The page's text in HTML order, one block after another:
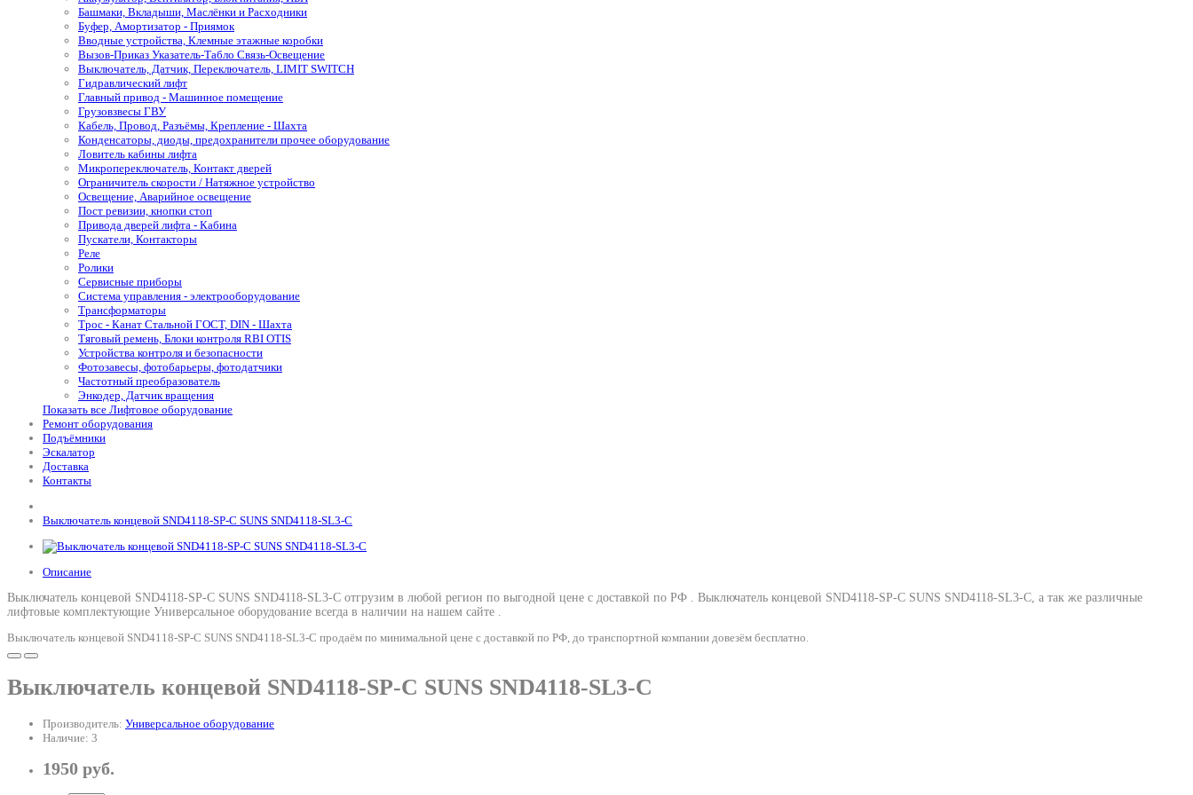
Башмаки, Вкладыши, Маслёнки и Расходники
Буфер, Амортизатор - Приямок
Вводные устройства, Клемные этажные коробки
Вызов-Приказ Указатель-Табло Связь-Освещение
Выключатель, Датчик, Переключатель, LIMIT SWITCH
Гидравлический лифт
Главный привод - Машинное помещение
Грузовзвесы ГВУ
Кабель, Провод, Разъёмы, Крепление - Шахта
Конденсаторы, диоды, предохранители прочее оборудование
Ловитель кабины лифта
Микропереключатель, Контакт дверей
Ограничитель скорости / Натяжное устройство
Освещение, Аварийное освещение
Пост ревизии, кнопки стоп
Привода дверей лифта - Кабина
Пускатели, Контакторы
Реле
Ролики
Сервисные приборы
Система управления - электрооборудование
Трансформаторы
Трос - Канат Стальной ГОСТ, DIN - Шахта
Тяговый ремень, Блоки контроля RBI OTIS
Устройства контроля и безопасности
Фотозавесы, фотобарьеры, фотодатчики
Частотный преобразователь
Энкодер, Датчик вращения
Показать все Лифтовое оборудование
Ремонт оборудования
Подъёмники
Эскалатор
Доставка
Контакты
Выключатель концевой SND4118-SP-C SUNS SND4118-SL3-C
Описание
Выключатель концевой SND4118-SP-C SUNS SND4118-SL3-C отгрузим в любой регион по выгодной цене с доставкой по РФ . Выключатель концевой SND4118-SP-C SUNS SND4118-SL3-C, а так же различные
лифтовые комплектующие Универсальное оборудование всегда в наличии на нашем сайте .
Выключатель концевой SND4118-SP-C SUNS SND4118-SL3-C продаём по минимальной цене с доставкой по РФ, до транспортной компании довезём бесплатно.
Выключатель концевой SND4118-SP-C SUNS SND4118-SL3-C
Производитель: Универсальное оборудование
Наличие: 3
1950 руб.